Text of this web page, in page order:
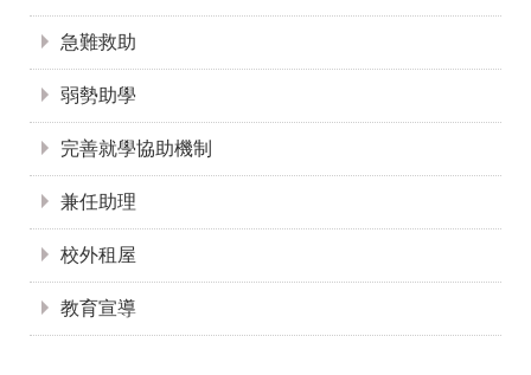
急難救助
弱勢助學
完善就學協助機制
兼任助理
校外租屋
教育宣導